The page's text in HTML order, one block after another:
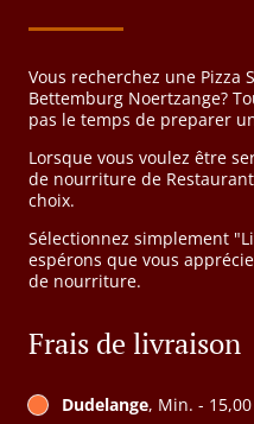
Vous recherchez une Pizza
Bettemburg Noertzange?
pas le temps de preparer
Lorsque vous voulez être
de nourriture de
choix.
Sélectionnez simplement
espérons que vous
de nourriture.
Frais de livraison
Dudelange, Min. -